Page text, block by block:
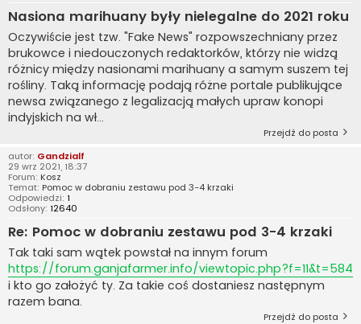
Nasiona marihuany były nielegalne do 2021 roku
Oczywiście jest tzw. "Fake News" rozpowszechniany przez
brukowce i niedouczonych redaktorków, którzy nie widzą
różnicy między nasionami marihuany a samym suszem tej
rośliny. Taką informację podają różne portale publikujące
newsa związanego z legalizacją małych upraw konopi
indyjskich na wł...
Przejdź do posta
autor: Gandzialf
29 wrz 2021, 18:37
Forum: Kosz
Temat: Pomoc w dobraniu zestawu pod 3-4 krzaki
Odpowiedzi: 1
Odsłony: 12640
Re: Pomoc w dobraniu zestawu pod 3-4 krzaki
Tak taki sam wątek powstał na innym forum
https://forum.ganjafarmer.info/viewtopic.php?f=11&t=584
i kto go założyć ty. Za takie coś dostaniesz następnym
razem bana.
Przejdź do posta